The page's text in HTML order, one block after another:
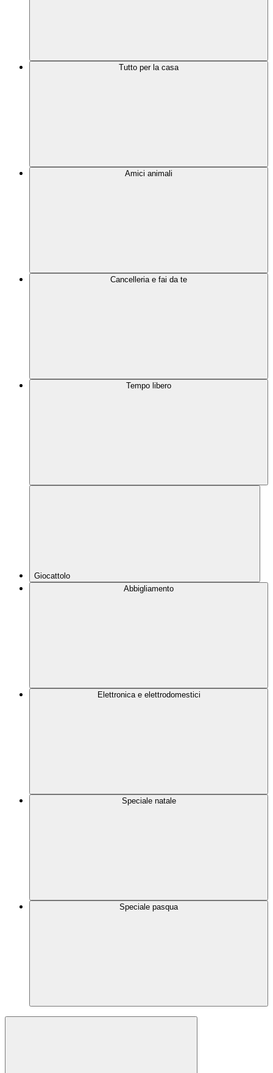
Tutto per la casa
Amici animali
Cancelleria e fai da te
Tempo libero
Giocattolo
Abbigliamento
Elettronica e elettrodomestici
Speciale natale
Speciale pasqua